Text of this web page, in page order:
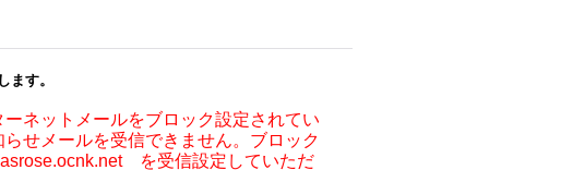
ます。
ネットメールをブロック設定されてい
せメールを受信できません。ブロック
を受信設定していただ